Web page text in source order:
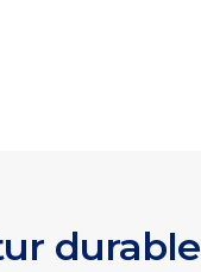
durable